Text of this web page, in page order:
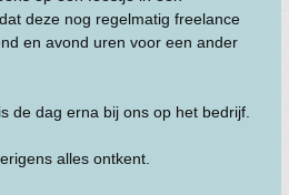
deze nog regelmatig freelance
en avond uren voor een ander
de dag erna bij ons op het bedrijf.
alles ontkent.